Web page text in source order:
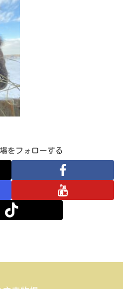
をフォローする